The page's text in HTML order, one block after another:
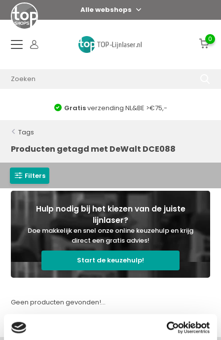
Alle webshops
0
Gratisverzending NL&BE >€75,-
Tags
Producten getagd met DeWalt DCE088
Filters
Hulp nodig bij het kiezen van de juiste
lijnlaser?
Doe makkelijk en snel onze online keuzehulp en krijg
direct een gratis advies!
Start de keuzehulp!
Geen producten gevonden!...